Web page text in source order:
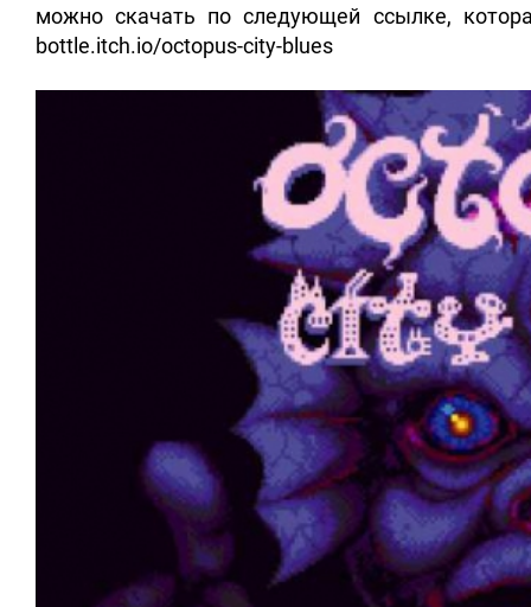
можно скачать по следующей ссылке,
bottle.itch.io/octopus-city-blues